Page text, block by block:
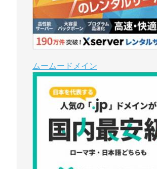
ムームードメイン